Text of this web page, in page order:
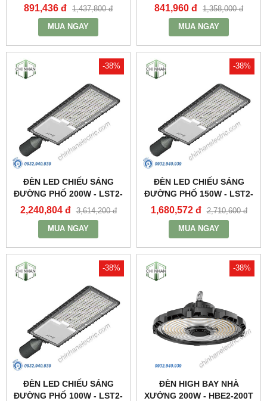
50 - MPE
891,436 đ 1,437,800 đ
MUA NGAY
30 - MPE
841,960 đ 1,358,000 đ
MUA NGAY
-38%
ĐÈN LED CHIẾU SÁNG
ĐƯỜNG PHỐ 200W - LST2-
200 - MPE
2,240,804 đ 3,614,200 đ
MUA NGAY
-38%
ĐÈN LED CHIẾU SÁNG
ĐƯỜNG PHỐ 150W - LST2-
150 - MPE
1,680,572 đ 2,710,600 đ
MUA NGAY
-38%
ĐÈN LED CHIẾU SÁNG
ĐƯỜNG PHỐ 100W - LST2-
-38%
ĐÈN HIGH BAY NHÀ
XƯỞNG 200W - HBE2-200T